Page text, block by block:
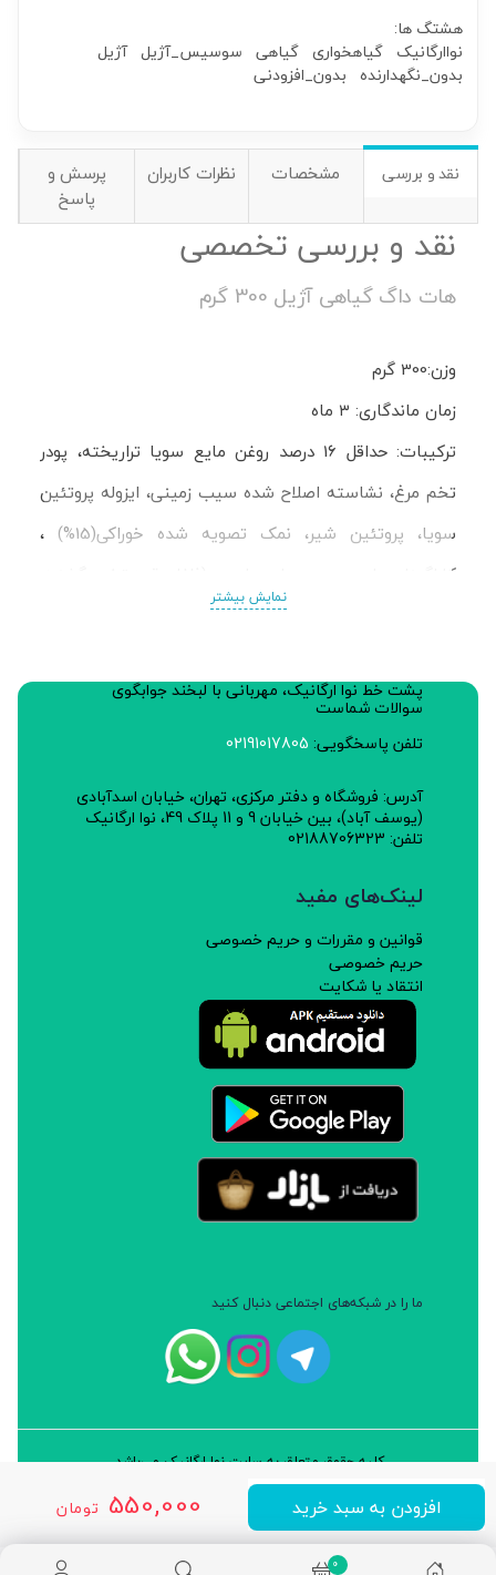
550,000 تومان افزودن به سبد خرید
هشتگ ها:
نواارگانیک گیاهخواری گیاهی سوسیس_آژیل آژیل
بدون_نگهدارنده بدون_افزودنی
نقد و بررسی مشخصات نظرات کاربران
پرسش و
پاسخ
نقد و بررسی تخصصی
هات داگ گیاهی آژیل 300 گرم
وزن:300 گرم
زمان ماندگاری: ۳ ماه
ترکیبات: حداقل 16 درصد روغن مایع سویا تراریخته، پودر
تخم مرغ، نشاسته اصلاح شده سیب زمینی، ایزوله پروتئین
سویا، پروتئین شیر، نمک تصویه شده خوراکی(15%) ،
کاراگینان، ادویه و عصاره طبیعی(فلفل قرمز،تخم گشنیز،
پروانه بهداشتی ساخت: 49/15728
نمایش بیشتر
پشت خط نوا ارگانیک، مهربانی با لبخند جوابگوی
سوالات شماست
تلفن پاسخگویی: 02191017805
آدرس: فروشگاه و دفتر مرکزی، تهران، خیابان اسدآبادی
(یوسف آباد)، بین خیابان 9 و 11 پلاک 49، نوا ارگانیک
تلفن: 02188706323
لینک‌های مفید
قوانین و مقررات و حریم خصوصی
حریم خصوصی
انتقاد یا شکایت
ما را در شبکه‌های اجتماعی دنبال کنید
کلیه حقوق متعلق به سایت نوا ارگانیک می‌باشد.
طراحی و توسعه: شرکت داده پردازان سورن ایرانیان (نرم افزار سارب)
0